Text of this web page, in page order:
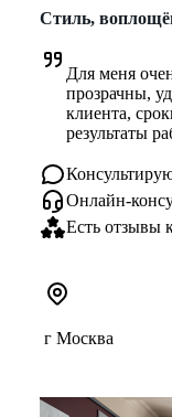
Стиль,
Для меня
прозрачны,
клиента,
результаты
Онлайн-
Есть отзывы
г Москва